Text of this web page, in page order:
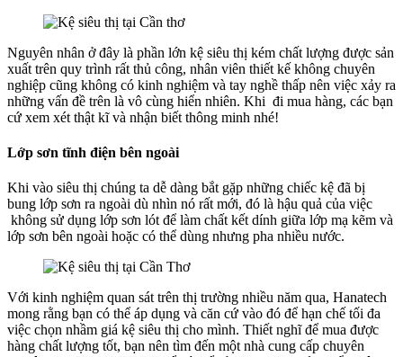
Nguyên nhân ở đây là phần lớn kệ siêu thị kém chất lượng được sản
xuất trên quy trình rất thủ công, nhân viên thiết kế không chuyên
nghiệp cũng không có kinh nghiệm và tay nghề thấp nên việc xảy ra
những vấn đề trên là vô cùng hiển nhiên. Khi đi mua hàng, các bạn
cứ xem xét thật kĩ và nhận biết thông minh nhé!
Lớp sơn tĩnh điện bên ngoài
Khi vào siêu thị chúng ta dễ dàng bắt gặp những chiếc kệ đã bị
bung lớp sơn ra ngoài dù nhìn nó rất mới, đó là hậu quả của việc
không sử dụng lớp sơn lót để làm chất kết dính giữa lớp mạ kẽm và
lớp sơn bên ngoài hoặc có thể dùng nhưng pha nhiều nước.
Với kinh nghiệm quan sát trên thị trường nhiều năm qua, Hanatech
mong rằng bạn có thể áp dụng và căn cứ vào đó để hạn chế tối đa
việc chọn nhầm giá kệ siêu thị cho mình. Thiết nghĩ để mua được
hàng chất lượng tốt, bạn nên tìm đến một nhà cung cấp chuyên